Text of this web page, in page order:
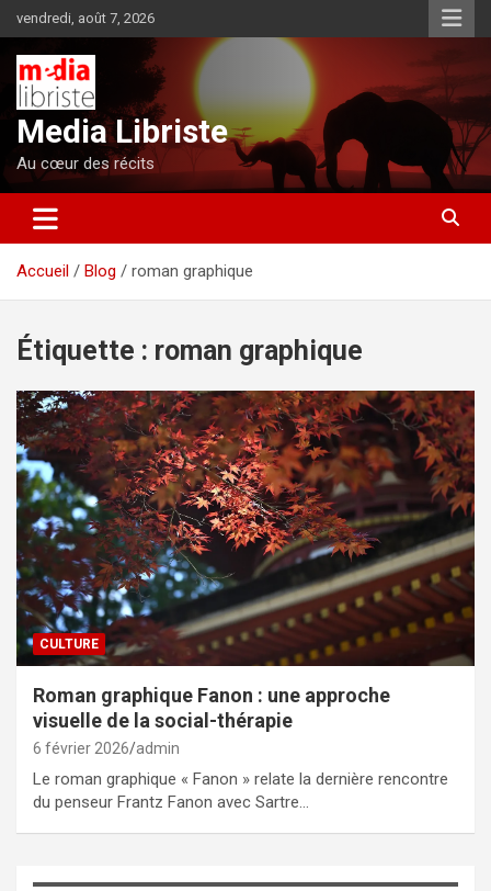
au
contenu
vendredi, août 7, 2026
Media Libriste
Au cœur des récits
Accueil Blog roman graphique
Étiquette : roman graphique
CULTURE
Roman graphique Fanon : une approche
visuelle de la social-thérapie
6 février 2026 admin
Le roman graphique « Fanon » relate la dernière rencontre
du penseur Frantz Fanon avec Sartre…